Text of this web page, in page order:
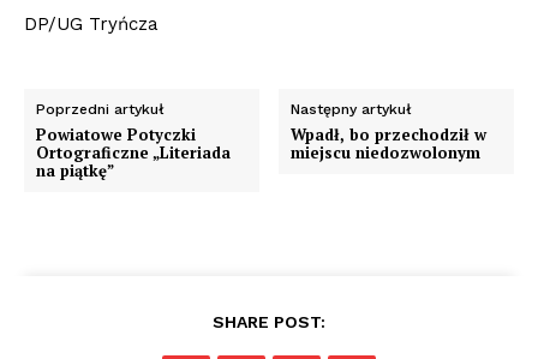
DP/UG Tryńcza
Poprzedni artykuł
Powiatowe Potyczki
Ortograficzne „Literiada
na piątkę”
Następny artykuł
Wpadł, bo przechodził w
miejscu niedozwolonym
SHARE POST: